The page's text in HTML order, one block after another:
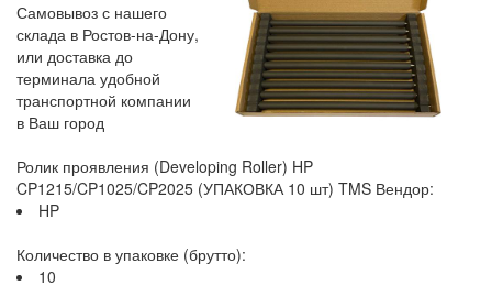
Самовывоз с нашего
склада в Ростов-на-Дону,
или доставка до
терминала удобной
транспортной компании
в Ваш город
Ролик проявления (Developing Roller) HP
CP1215/CP1025/CP2025 (УПАКОВКА 10 шт) TMS Вендор:
HP
Количество в упаковке (брутто):
10